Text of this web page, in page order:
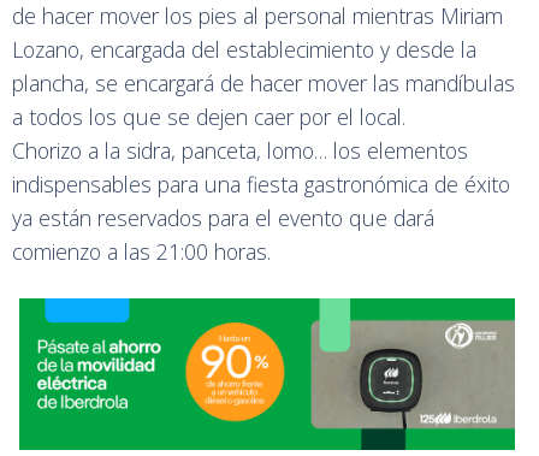
de hacer mover los pies al personal mientras Miriam
Lozano, encargada del establecimiento y desde la
plancha, se encargará de hacer mover las mandíbulas
a todos los que se dejen caer por el local.
Chorizo a la sidra, panceta, lomo… los elementos
indispensables para una fiesta gastronómica de éxito
ya están reservados para el evento que dará
comienzo a las 21:00 horas.